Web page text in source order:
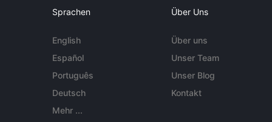
Sprachen
English
Español
Português
Deutsch
Mehr ...
Über Uns
Über uns
Unser Team
Unser Blog
Kontakt